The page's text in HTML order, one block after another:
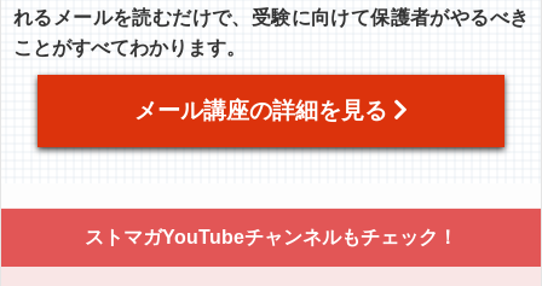
れるメールを読むだけで、受験に向けて保護者がやるべき
ことがすべてわかります。
メール講座の詳細を見る
ストマガYouTubeチャンネルもチェック！